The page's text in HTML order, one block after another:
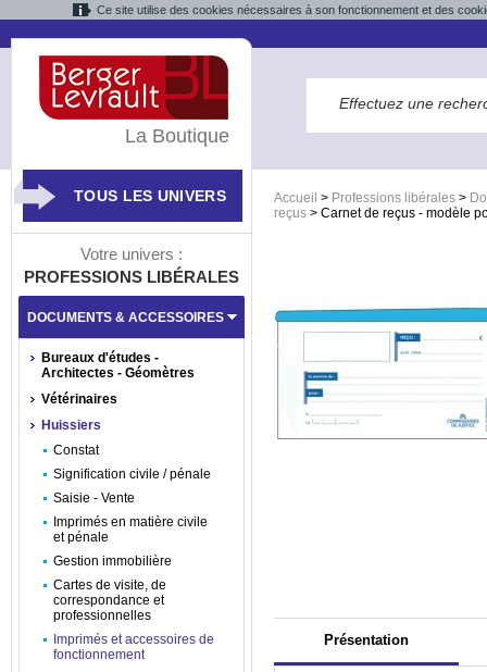
Ce site utilise des cookies nécessaires à son fonctionnement et des
Accueil > Professions libérales >
reçus > Carnet de reçus - modèle
Présentation
La Boutique
TOUS LES UNIVERS
Votre univers :
PROFESSIONS LIBÉRALES
DOCUMENTS & ACCESSOIRES
Bureaux d'études -
Architectes - Géomètres
Vétérinaires
Huissiers
Constat
Signification civile / pénale
Saisie - Vente
Imprimés en matière civile
et pénale
Gestion immobilière
Cartes de visite, de
correspondance et
professionnelles
Imprimés et accessoires de
fonctionnement